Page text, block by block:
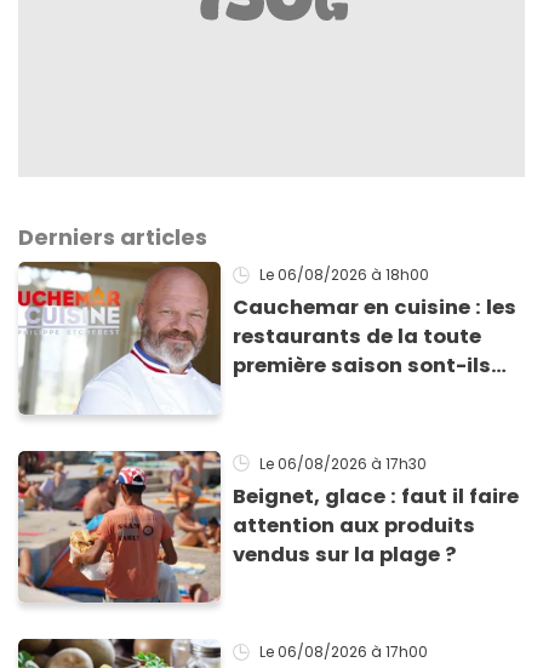
Derniers articles
Le 06/08/2026 à 18h00
Cauchemar en cuisine : les
restaurants de la toute
première saison sont-ils
Le 06/08/2026 à 17h30
Beignet, glace : faut il faire
attention aux produits
vendus sur la plage ?
Le 06/08/2026 à 17h00